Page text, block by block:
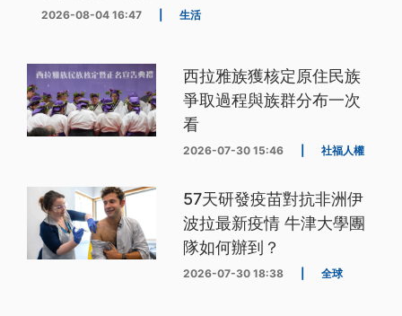
2026-08-04 16:47 生活
西拉雅族獲核定原住民族
爭取過程與族群分布一次
看
2026-07-30 15:46 社福人權
57天研發疫苗對抗非洲伊
波拉最新疫情 牛津大學團
隊如何辦到？
2026-07-30 18:38 全球